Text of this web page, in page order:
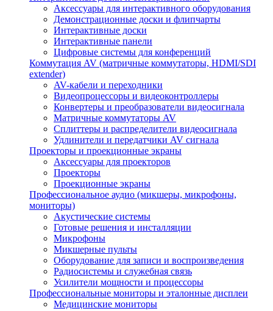
Аксессуары для интерактивного оборудования
Демонстрационные доски и флипчарты
Интерактивные доски
Интерактивные панели
Цифровые системы для конференций
Коммутация AV (матричные коммутаторы, HDMI/SDI
extender)
AV-кабели и переходники
Видеопроцессоры и видеоконтроллеры
Конвертеры и преобразователи видеосигнала
Матричные коммутаторы AV
Сплиттеры и распределители видеосигнала
Удлинители и передатчики AV сигнала
Проекторы и проекционные экраны
Аксессуары для проекторов
Проекторы
Проекционные экраны
Профессиональное аудио (микшеры, микрофоны,
мониторы)
Акустические системы
Готовые решения и инсталляции
Микрофоны
Микшерные пульты
Оборудование для записи и воспроизведения
Радиосистемы и служебная связь
Усилители мощности и процессоры
Профессиональные мониторы и эталонные дисплеи
Медицинские мониторы